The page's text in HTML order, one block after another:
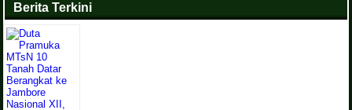
Berita Terkini